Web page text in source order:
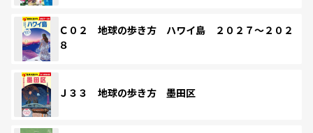
Ｃ０２ 地球の歩き方 ハワイ島 ２０２７～２０２
８
Ｊ３３ 地球の歩き方 墨田区